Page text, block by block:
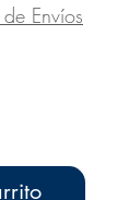
Envíos